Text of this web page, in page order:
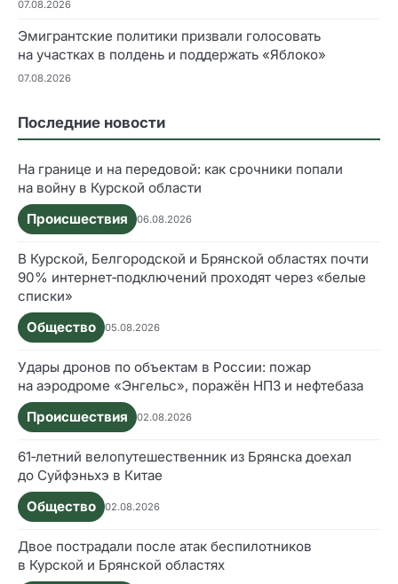
07.08.2026
Эмигрантские политики призвали голосовать
на участках в полдень и поддержать «Яблоко»
07.08.2026
Последние новости
На границе и на передовой: как срочники попали
на войну в Курской области
Происшествия
06.08.2026
В Курской, Белгородской и Брянской областях почти
90% интернет‑подключений проходят через «белые
списки»
Общество
05.08.2026
Удары дронов по объектам в России: пожар
на аэродроме «Энгельс», поражён НПЗ и нефтебаза
Происшествия
02.08.2026
61‑летний велопутешественник из Брянска доехал
до Суйфэньхэ в Китае
Общество
02.08.2026
Двое пострадали после атак беспилотников
в Курской и Брянской областях